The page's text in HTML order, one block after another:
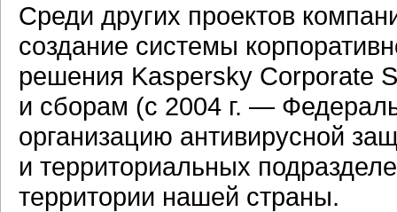
Среди других проектов
создание системы
решения Kaspersky Corporate
и сборам (с 2004 г. —
организацию антивирусной
и территориальных
территории нашей страны.